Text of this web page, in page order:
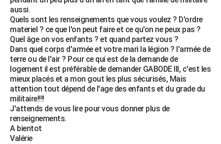
aussi.
Quels sont les renseignements que vous voulez ? D'ordre
materiel ? ce que l'on peut faire et ce qu'on ne peux pas ?
Quel âge on vos enfants ? et quand partez vous ?
Dans quel corps d'armée et votre mari la légion ? l'armée de
terre ou de l'air ? Pour ce qui est de la demande de
logement il est préférable de demander GABODE III, c'est les
mieux placés et a mon gout les plus sécurisés, Mais
attention tout dépend de l'age des enfants et du grade du
militaire!!!!
J'attends de vous lire pour vous donner plus de
renseignements.
A bientot
Valérie